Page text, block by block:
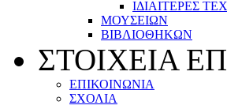
ΙΔΙΑΙΤΕΡΕΣ
ΜΟΥΣΕΙΩΝ
ΒΙΒΛΙΟΘΗΚΩΝ
ΣΤΟΙΧΕΙΑ
ΕΠΙΚΟΙΝΩΝΙΑ
ΣΧΟΛΙΑ